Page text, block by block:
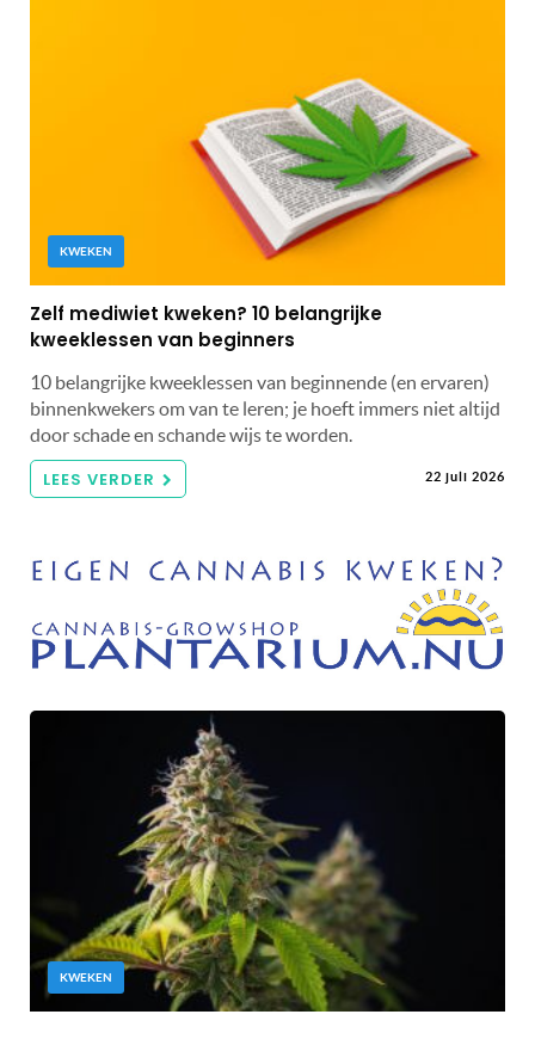
KWEKEN
Zelf mediwiet kweken? 10 belangrijke
kweeklessen van beginners
10 belangrijke kweeklessen van beginnende (en ervaren)
binnenkwekers om van te leren; je hoeft immers niet altijd
door schade en schande wijs te worden.
LEES VERDER 22 juli 2026
KWEKEN